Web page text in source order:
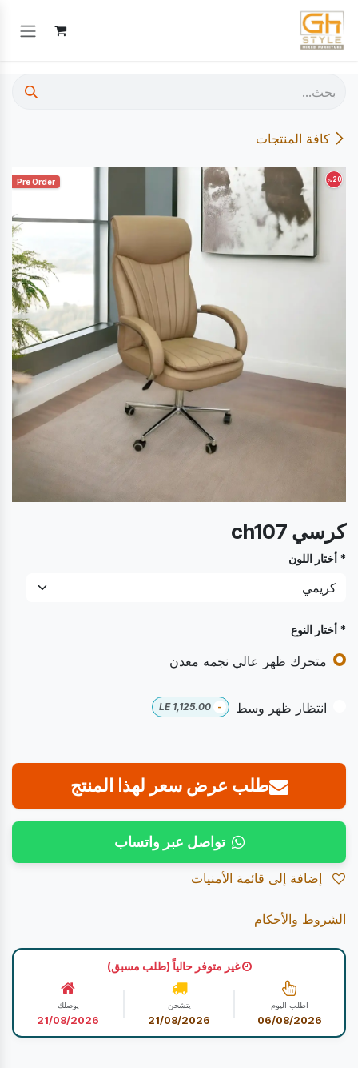
تخطي للذهاب إلى المحتوى
كافة المنتجات
Pre Order 20
%
كرسي ch107
* أختار اللون
* أختار النوع
متحرك ظهر عالي نجمه معدن
انتظار ظهر وسط -
1,125.00
LE
طلب عرض سعر لهذا المنتج
تواصل عبر واتساب
الشروط والأحكام
غير متوفر حالياً (طلب مسبق)
اطلب اليوم
06/08/2026
يتشحن
21/08/2026
يوصلك
21/08/2026